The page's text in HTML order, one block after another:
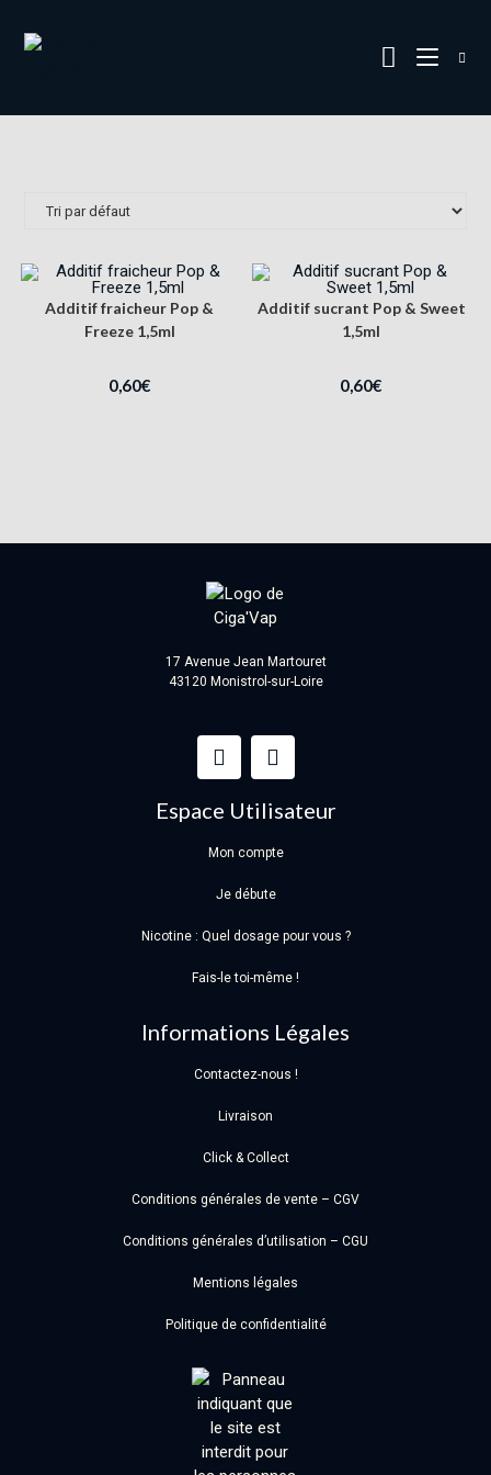
Additif fraicheur Pop &
Freeze 1,5ml
0,60€
Additif sucrant Pop & Sweet
1,5ml
0,60€
17 Avenue Jean Martouret
43120 Monistrol-sur-Loire
Espace Utilisateur
Mon compte
Je débute
Nicotine : Quel dosage pour vous ?
Fais-le toi-même !
Informations Légales
Contactez-nous !
Livraison
Click & Collect
Conditions générales de vente – CGV
Conditions générales d’utilisation – CGU
Mentions légales
Politique de confidentialité